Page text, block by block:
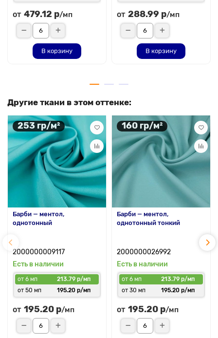
от 479.12 р/мп
В корзину
от 288.99 р/мп
В корзину
Другие ткани в этом оттенке:
253 гр/м²
Барби — ментол,
однотонный
2000000009117
Есть в наличии
от 6 мп
213.79 р/мп
от 50 мп
195.20 р/мп
от 195.20 р/мп
160 гр/м²
Барби — ментол,
однотонный тонкий
2000000026992
Есть в наличии
от 6 мп
213.79 р/мп
от 30 мп
195.20 р/мп
от 195.20 р/мп